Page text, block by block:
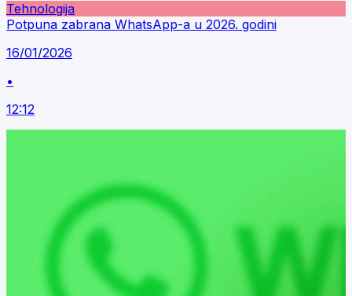
Tehnologija
Potpuna zabrana WhatsApp-a u 2026. godini
16/01/2026
•
12:12